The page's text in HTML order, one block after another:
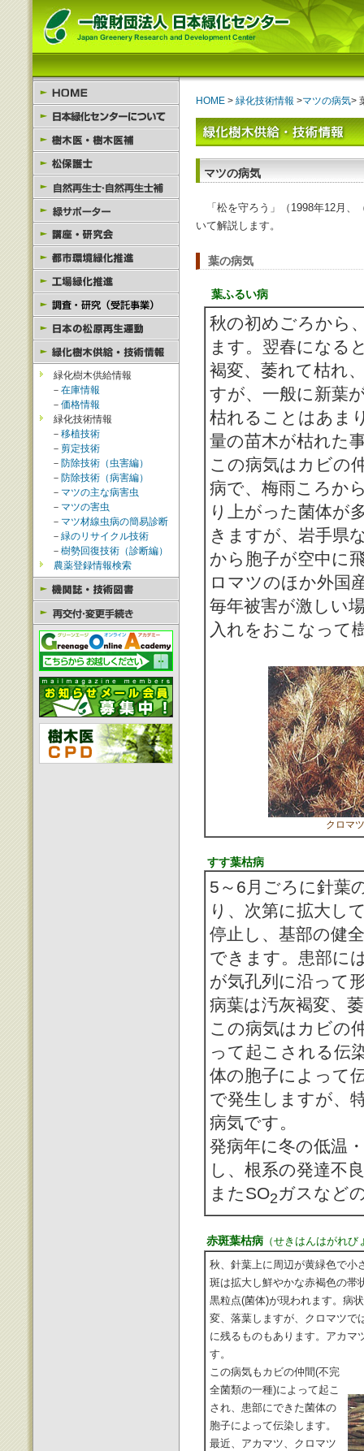
緑化樹木供給情報
－ 在庫情報
－ 価格情報
緑化技術情報
－ 移植技術
－ 剪定技術
－ 防除技術（虫害編）
－ 防除技術（病害編）
－ マツの主な病害虫
－ マツの害虫
－ マツ材線虫病の簡易診断
－ 緑のリサイクル技術
－ 樹勢回復技術（診断編）
農薬登録情報検索
HOME > 緑化技術情報 >マツの病気>
マツの病気
「松を守ろう」（1998年12月、
いて解説します。
葉の病気
葉ふるい病
秋の初めごろから
ます。翌春になる
褐変、萎れて枯れ
すが、一般に新葉
枯れることはあま
量の苗木が枯れた
この病気はカビの
病で、梅雨ころか
り上がった菌体が
きますが、岩手県
から胞子が空中に
ロマツのほか外国
毎年被害が激しい
入れをおこなって
クロマ
すす葉枯病
5～6月ごろに針葉
り、次第に拡大し
停止し、基部の健
できます。患部に
が気孔列に沿って
病葉は汚灰褐変、
この病気はカビの
って起こされる伝
体の胞子によって
で発生しますが、
病気です。
発病年に冬の低温
し、根系の発達不
またSO2ガスなど
赤斑葉枯病 （せきはんはがれび
秋、針葉上に周辺が黄緑色で小
斑は拡大し鮮やかな赤褐色の帯
黒粒点(菌体)が現われます。病
変、落葉しますが、クロマツで
に残るものもあります。アカマ
す。
この病気もカビの仲間(不完
全菌類の一種)によって起こ
され、患部にできた菌体の
胞子によって伝染します。
最近、アカマツ、クロマツ